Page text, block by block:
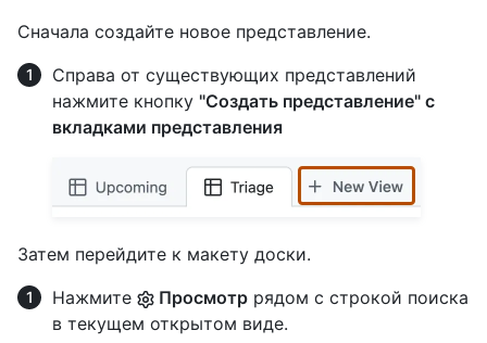
Сначала создайте новое представление.
Справа от существующих представлений
нажмите кнопку "Создать представление" с
вкладками представления
Затем перейдите к макету доски.
Нажмите
Просмотр рядом с строкой поиска
в текущем открытом виде.